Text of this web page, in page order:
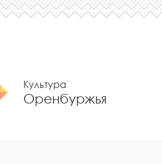
Культура
Оренбуржья